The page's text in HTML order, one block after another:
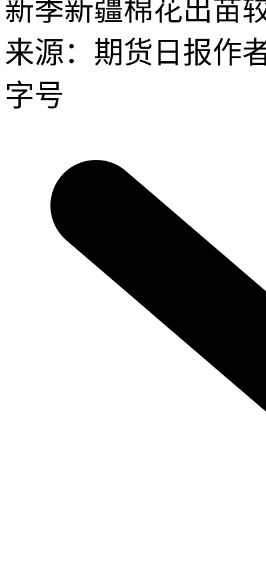
新季新疆棉花出苗
来源：期货日报作
字号